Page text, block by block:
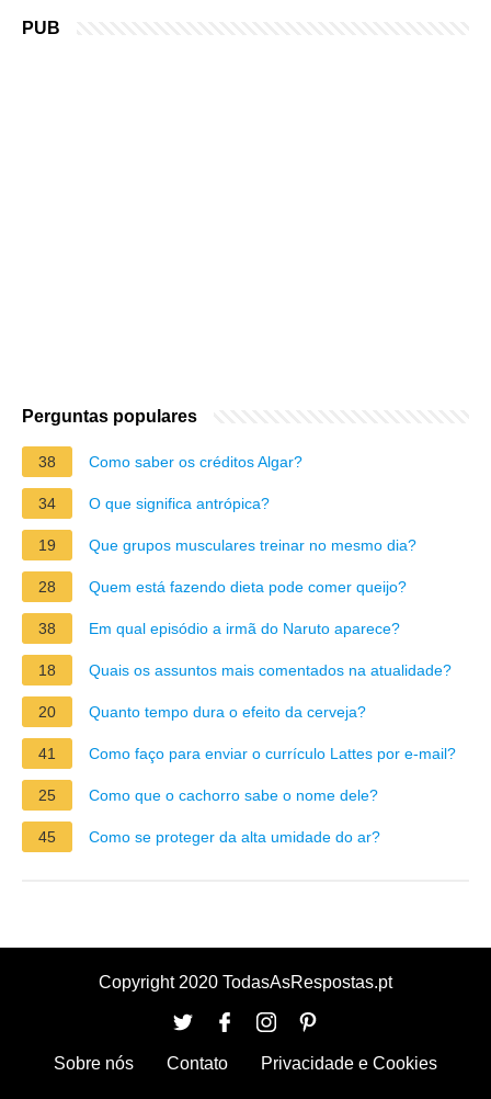
PUB
Perguntas populares
38 Como saber os créditos Algar?
34 O que significa antrópica?
19 Que grupos musculares treinar no mesmo dia?
28 Quem está fazendo dieta pode comer queijo?
38 Em qual episódio a irmã do Naruto aparece?
18 Quais os assuntos mais comentados na atualidade?
20 Quanto tempo dura o efeito da cerveja?
41 Como faço para enviar o currículo Lattes por e-mail?
25 Como que o cachorro sabe o nome dele?
45 Como se proteger da alta umidade do ar?
Copyright 2020 TodasAsRespostas.pt
Sobre nós Contato Privacidade e Cookies